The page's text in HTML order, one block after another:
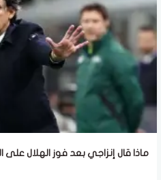
ماذا قال إنزاجي بعد فوز الهلال على